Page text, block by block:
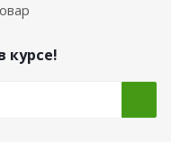
курсе!